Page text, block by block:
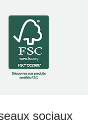
sociaux